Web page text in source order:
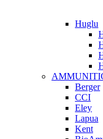
Huglu
Berger
CCI
Eley
Lapua
Kent